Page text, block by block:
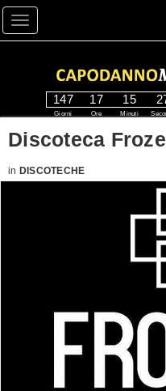
Toggle navigation
147
Giorni
17
Ore
15
Minuti
Discoteca
in DISCOTECHE